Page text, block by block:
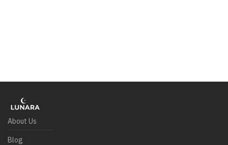
About Us
Blog